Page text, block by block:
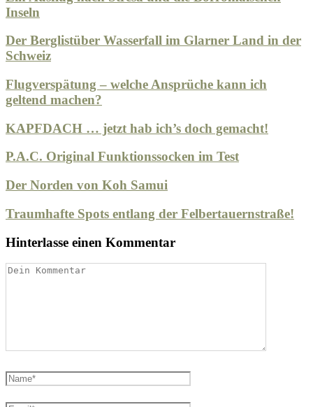
Inseln
Der Berglistüber Wasserfall im Glarner Land in der
Schweiz
Flugverspätung – welche Ansprüche kann ich
geltend machen?
KAPFDACH … jetzt hab ich’s doch gemacht!
P.A.C. Original Funktionssocken im Test
Der Norden von Koh Samui
Traumhafte Spots entlang der Felbertauernstraße!
Hinterlasse einen Kommentar